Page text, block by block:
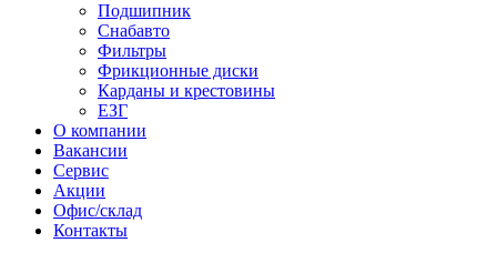
Подшипник
Снабавто
Фильтры
Фрикционные диски
Карданы и крестовины
ЕЗГ
О компании
Вакансии
Сервис
Акции
Офис/склад
Контакты